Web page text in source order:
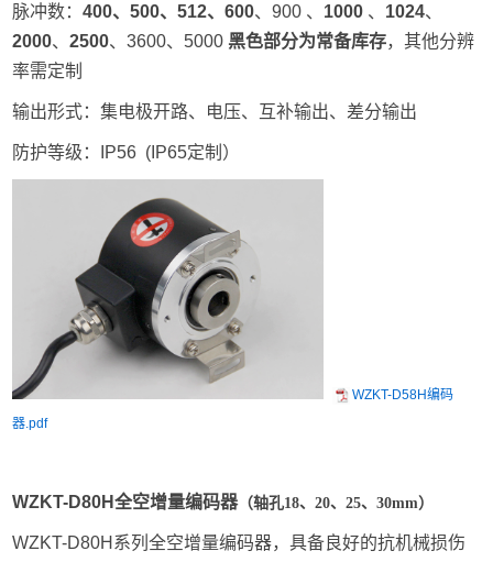
脉冲数：400、500、512、600、900 、 1000 、 1024、
2000、2500、3600、5000 黑色部分为常备库存，其他分辨
率需定制
输出形式：集电极开路、电压、互补输出、差分输出
防护等级：IP56 (IP65定制）
WZKT-D58H编码
器.pdf
WZKT-D80H全空增量编码器（轴孔18、20、25、30mm）
WZKT-D80H系列全空增量编码器，具备良好的抗机械损伤